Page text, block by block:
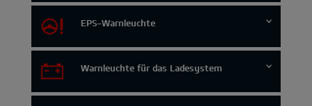
EPS-Warnleuchte
Warnleuchte für das Ladesystem